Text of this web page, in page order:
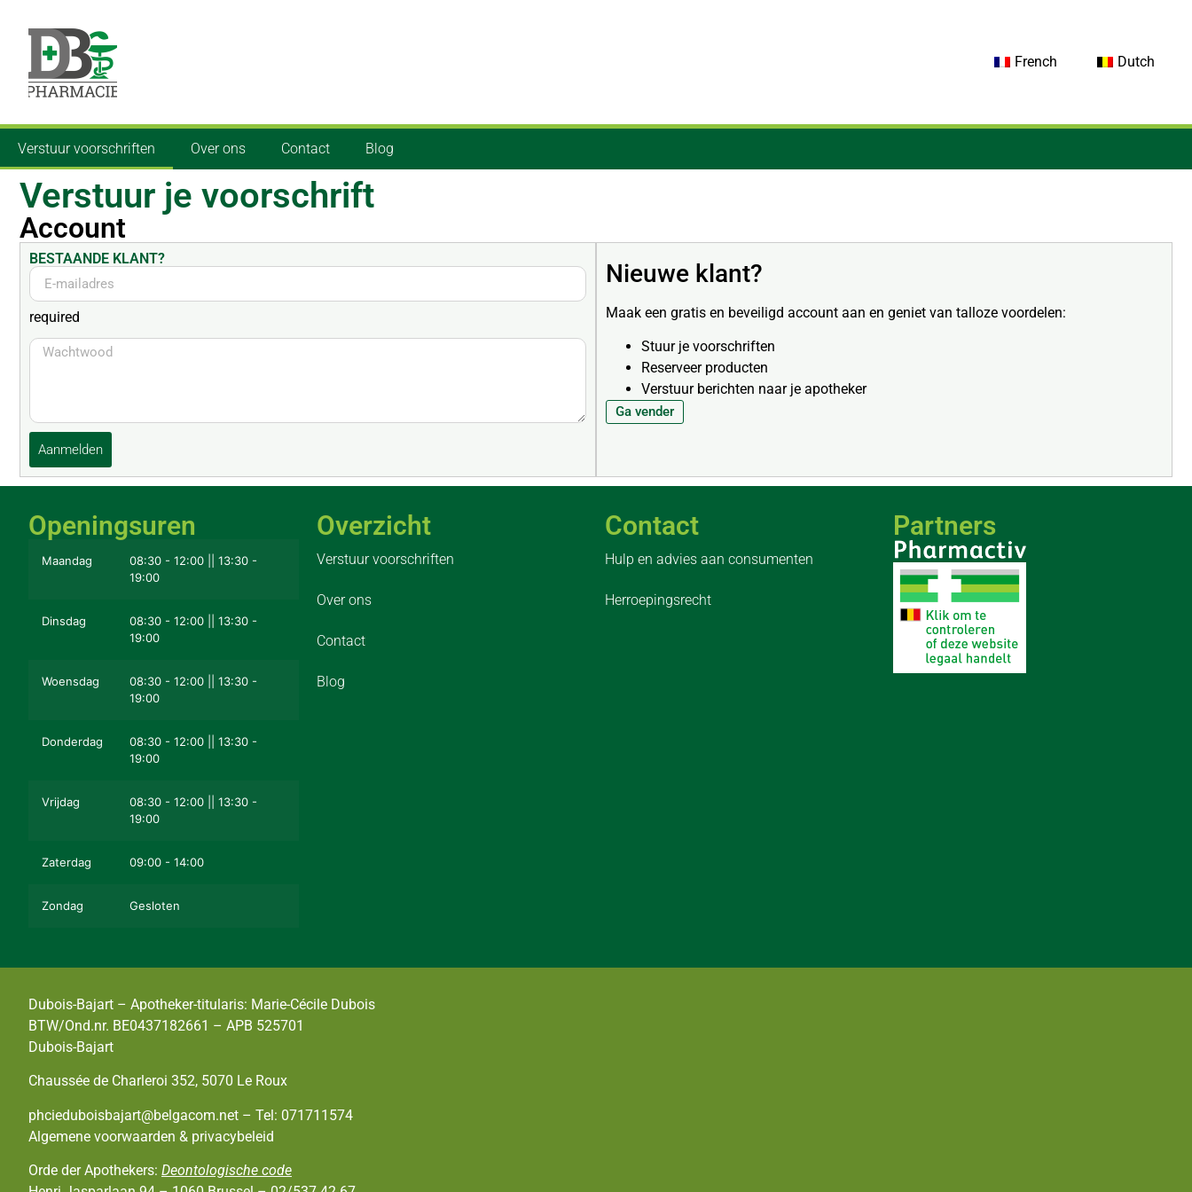
French Dutch
Verstuur voorschriften Over ons Contact Blog
Verstuur je voorschrift
Account
BESTAANDE KLANT?
required
Aanmelden
Nieuwe klant?
Maak een gratis en beveiligd account aan en geniet van talloze voordelen:
Stuur je voorschriften
Reserveer producten
Verstuur berichten naar je apotheker
Ga vender
Openingsuren
Maandag
08:30 - 12:00 || 13:30 -
19:00
Dinsdag
08:30 - 12:00 || 13:30 -
19:00
Woensdag
08:30 - 12:00 || 13:30 -
19:00
Donderdag
08:30 - 12:00 || 13:30 -
19:00
Vrijdag
08:30 - 12:00 || 13:30 -
19:00
Zaterdag 09:00 - 14:00
Zondag Gesloten
Overzicht
Verstuur voorschriften
Over ons
Contact
Blog
Contact
Hulp en advies aan consumenten
Herroepingsrecht
Partners
Dubois-Bajart – Apotheker-titularis: Marie-Cécile Dubois
BTW/Ond.nr. BE0437182661 – APB 525701
Dubois-Bajart
Chaussée de Charleroi 352, 5070 Le Roux
phcieduboisbajart@belgacom.net – Tel: 071711574
Algemene voorwaarden & privacybeleid
Orde der Apothekers: Deontologische code